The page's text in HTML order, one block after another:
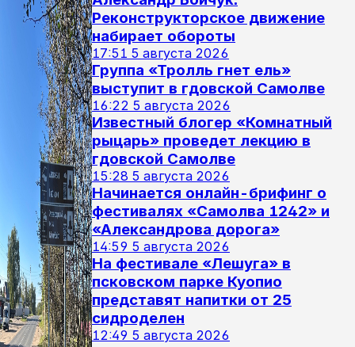
Реконструкторское движение
набирает обороты
17:51 5 августа 2026
Группа «Тролль гнет ель»
выступит в гдовской Самолве
16:22 5 августа 2026
Известный блогер «Комнатный
рыцарь» проведет лекцию в
гдовской Самолве
15:28 5 августа 2026
Начинается онлайн-брифинг о
фестивалях «Самолва 1242» и
«Александрова дорога»
14:59 5 августа 2026
На фестивале «Лешуга» в
псковском парке Куопио
представят напитки от 25
сидроделен
12:49 5 августа 2026